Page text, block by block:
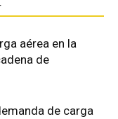
aérea en la
de
de carga